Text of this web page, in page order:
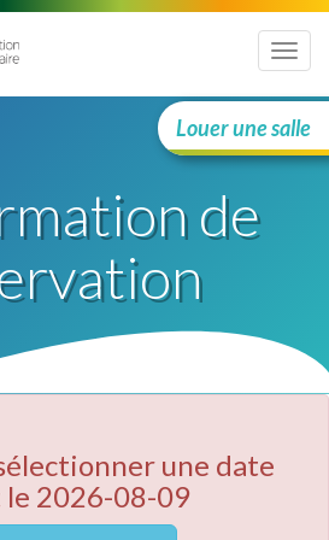
Menu
Louer une salle
de
une date
le 2026-08-09